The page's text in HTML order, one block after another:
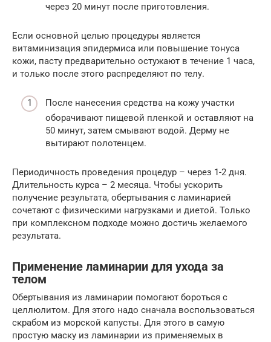
через 20 минут после приготовления.
Если основной целью процедуры является
витаминизация эпидермиса или повышение тонуса
кожи, пасту предварительно остужают в течение 1 часа,
и только после этого распределяют по телу.
После нанесения средства на кожу участки
оборачивают пищевой пленкой и оставляют на
50 минут, затем смывают водой. Дерму не
вытирают полотенцем.
Периодичность проведения процедур – через 1-2 дня.
Длительность курса – 2 месяца. Чтобы ускорить
получение результата, обертывания с ламинарией
сочетают с физическими нагрузками и диетой. Только
при комплексном подходе можно достичь желаемого
результата.
Применение ламинарии для ухода за
телом
Обертывания из ламинарии помогают бороться с
целлюлитом. Для этого надо сначала воспользоваться
скрабом из морской капусты. Для этого в самую
простую маску из ламинарии из применяемых в